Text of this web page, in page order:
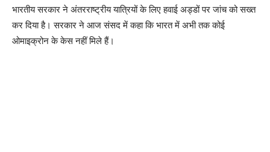
भारतीय सरकार ने अंतरराष्ट्रीय यात्रियों के लिए हवाई अड्डों पर जांच को सख्त
कर दिया है। सरकार ने आज संसद में कहा कि भारत में अभी तक कोई
ओमाइक्रोन के केस नहीं मिले हैं।